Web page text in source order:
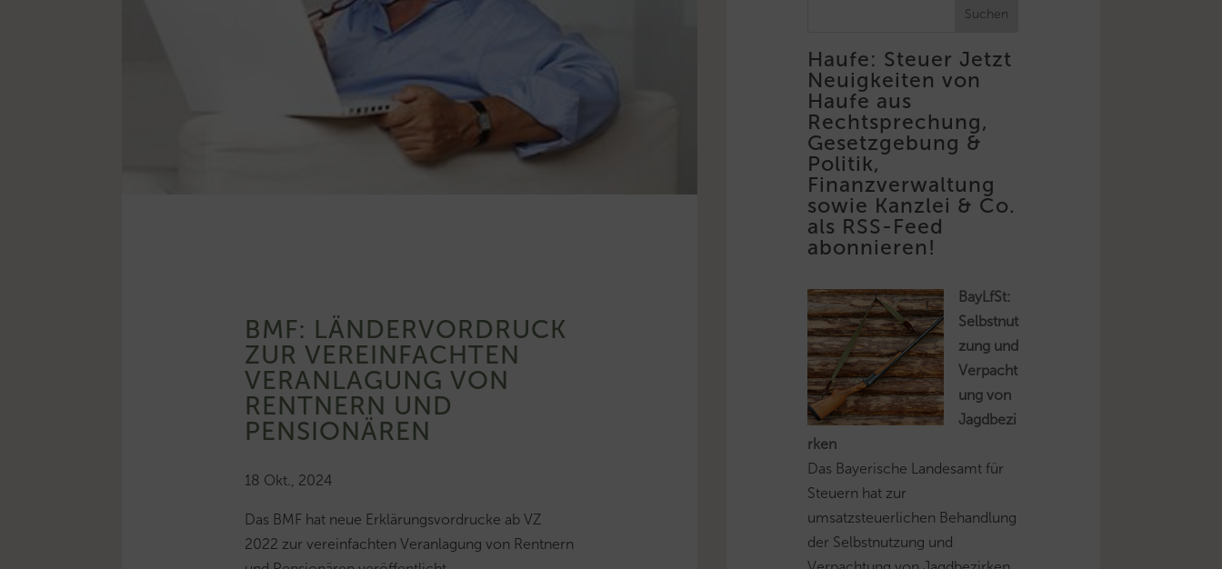
BMF: LÄNDERVORDRUCK
ZUR VEREINFACHTEN
VERANLAGUNG VON
RENTNERN UND
PENSIONÄREN
18 Okt., 2024
Das BMF hat neue Erklärungsvordrucke ab VZ
2022 zur vereinfachten Veranlagung von Rentnern
Suchen
Haufe: Steuer Jetzt
Neuigkeiten von
Haufe aus
Rechtsprechung,
Gesetzgebung &
Politik,
Finanzverwaltung
sowie Kanzlei & Co.
als RSS-Feed
abonnieren!
BayLfSt:
Selbstnut
zung und
Verpacht
ung von
Jagdbezi
rken
Das Bayerische Landesamt für
Steuern hat zur
umsatzsteuerlichen Behandlung
der Selbstnutzung und